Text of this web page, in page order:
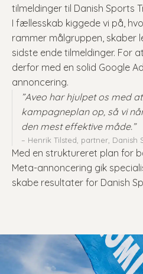
tilmeldinger til Danish Sports
I fællesskab kiggede vi på,
rammer målgruppen, skaber
sidste ende tilmeldinger. For
derfor med en solid Google
annoncering.
”Aveo har hjulpet os med
kampagneplan op, så vi
den mest effektive måde.”
– Henrik Tilsted, partner, Danish
Med en struktureret plan for
Meta-annoncering gik
skabe resultater for Danish